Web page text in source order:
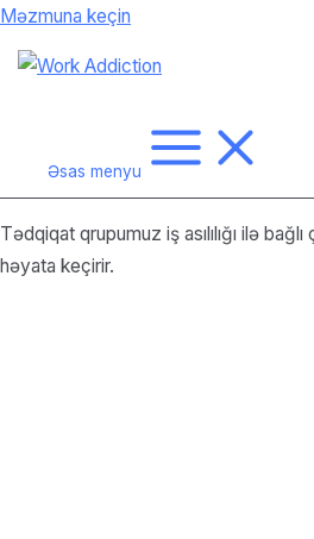
Məzmuna keçin
Əsas menyu
Tədqiqat qrupumuz iş asılılığı ilə
həyata keçirir.